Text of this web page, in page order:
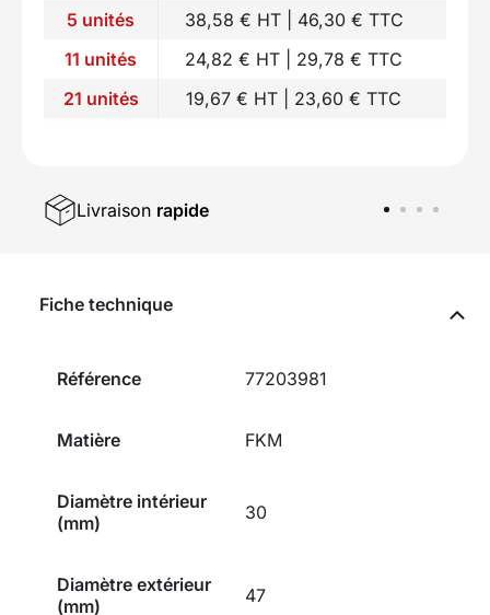
5 unités
38,58 € HT | 46,30 € TTC
11 unités
24,82 € HT | 29,78 € TTC
21 unités
19,67 € HT | 23,60 € TTC
Livraison rapide
Fiche technique
Référence 77203981
Matière FKM
Diamètre intérieur
(mm)
30
Diamètre extérieur
(mm)
47